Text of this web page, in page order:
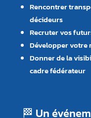
Rencontrer
décideurs
Recruter vos
Développer votre
Donner de la
cadre fédérateur
🏁 Un